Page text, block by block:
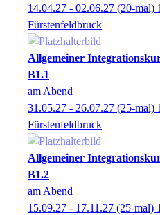
14.04.27 - 02.06.27 (20-mal)
Fürstenfeldbruck
Allgemeiner
B1.1
am Abend
31.05.27 - 26.07.27 (25-mal)
Fürstenfeldbruck
Allgemeiner
B1.2
am Abend
15.09.27 - 17.11.27 (25-mal)